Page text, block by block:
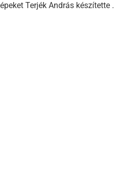
Terjék András készítette .